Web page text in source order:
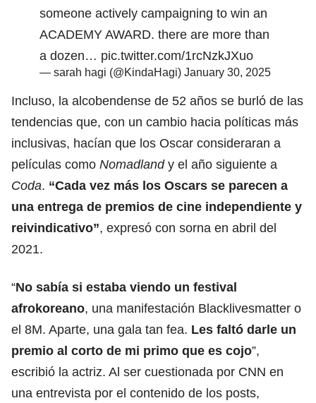
someone actively campaigning to win an
ACADEMY AWARD. there are more than
a dozen… pic.twitter.com/1rcNzkJXuo
— sarah hagi (@KindaHagi) January 30, 2025
Incluso, la alcobendense de 52 años se burló de las
tendencias que, con un cambio hacia políticas más
inclusivas, hacían que los Oscar consideraran a
películas como Nomadlandy el año siguiente a
Coda. “Cada vez más los Oscars se parecen a
una entrega de premios de cine independiente y
reivindicativo”, expresó con sorna en abril del
2021.
“No sabía si estaba viendo un festival
afrokoreano, una manifestación Blacklivesmatter o
el 8M. Aparte, una gala tan fea. Les faltó darle un
premio al corto de mi primo que es cojo”,
escribió la actriz. Al ser cuestionada por CNN en
una entrevista por el contenido de los posts,